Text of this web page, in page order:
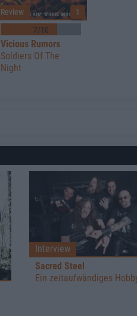
7/10
Review
Vicious Rumors
1
Soldiers Of The
Night
Interview
Sacred Steel
Ein zeitaufwändiges